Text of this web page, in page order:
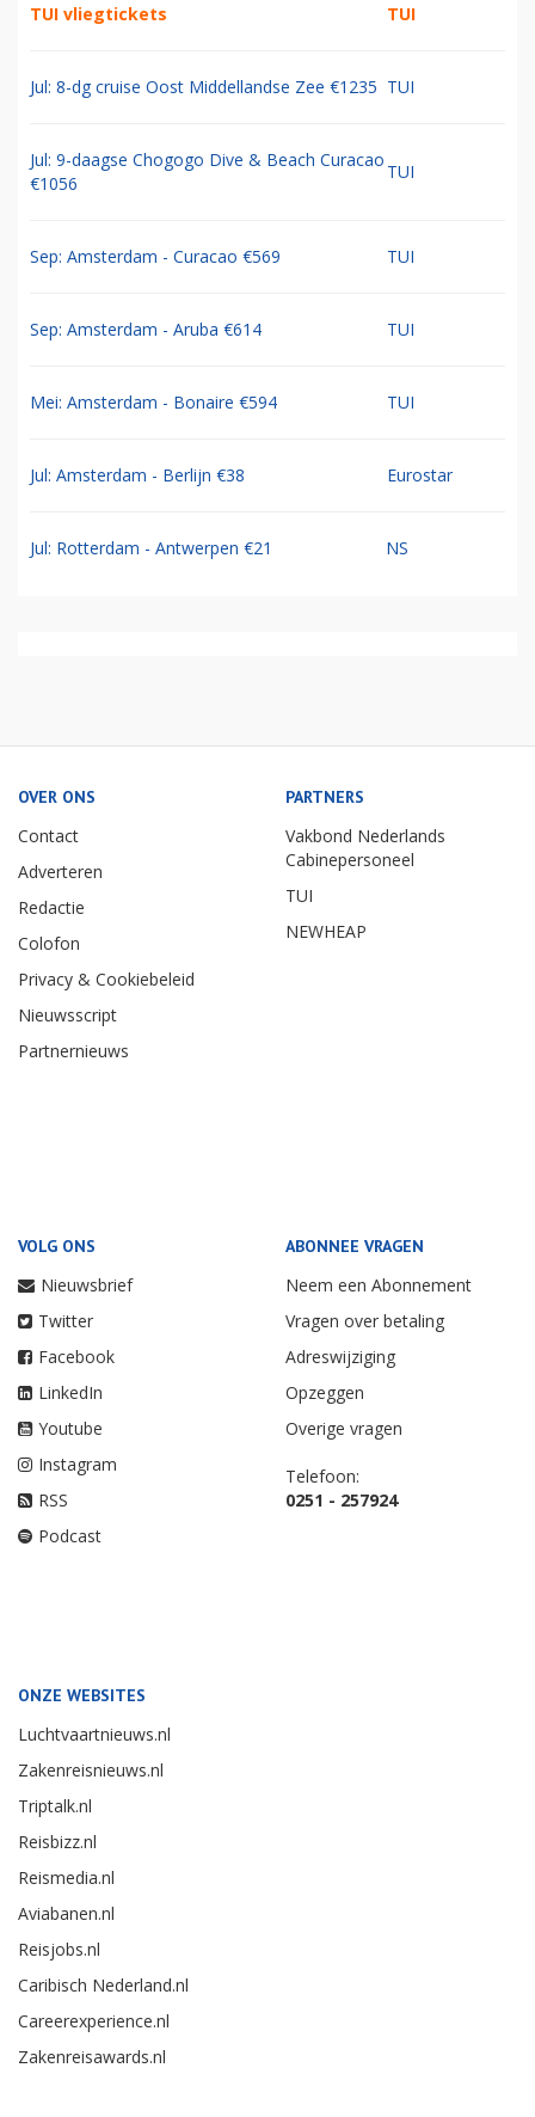
TUI vliegtickets TUI
Jul: 8-dg cruise Oost Middellandse Zee €1235 TUI
Jul: 9-daagse Chogogo Dive & Beach Curacao
€1056
TUI
Sep: Amsterdam - Curacao €569 TUI
Sep: Amsterdam - Aruba €614 TUI
Mei: Amsterdam - Bonaire €594 TUI
Jul: Amsterdam - Berlijn €38 Eurostar
Jul: Rotterdam - Antwerpen €21 NS
OVER ONS
Contact
Adverteren
Redactie
Colofon
Privacy & Cookiebeleid
Nieuwsscript
Partnernieuws
PARTNERS
Vakbond Nederlands
Cabinepersoneel
TUI
NEWHEAP
VOLG ONS
Nieuwsbrief
Twitter
Facebook
LinkedIn
Youtube
Instagram
RSS
Podcast
ABONNEE VRAGEN
Neem een Abonnement
Vragen over betaling
Adreswijziging
Opzeggen
Overige vragen
Telefoon:
0251 - 257924
ONZE WEBSITES
Luchtvaartnieuws.nl
Zakenreisnieuws.nl
Triptalk.nl
Reisbizz.nl
Reismedia.nl
Aviabanen.nl
Reisjobs.nl
Caribisch Nederland.nl
Careerexperience.nl
Zakenreisawards.nl